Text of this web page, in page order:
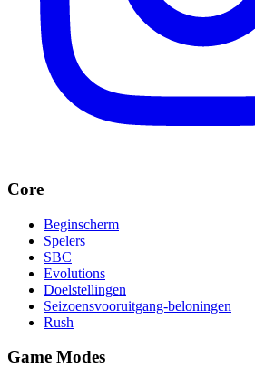
Core
Beginscherm
Spelers
SBC
Evolutions
Doelstellingen
Seizoensvooruitgang-beloningen
Rush
Game Modes